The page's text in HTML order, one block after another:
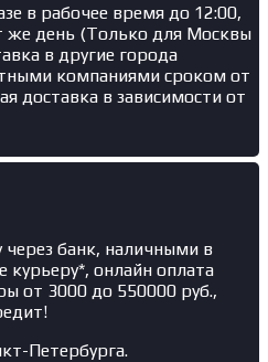
в рабочее время до 12:00,
же день (Только для Москвы
в другие города
компаниями сроком от
доставка в зависимости от
банк, наличными в
курьеру*, онлайн оплата
от 3000 до 550000 руб.,
Петербурга.